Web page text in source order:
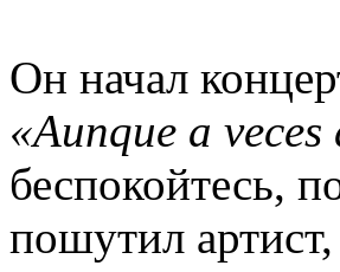
Он начал
«Aunque a veces
беспокойтесь,
пошутил